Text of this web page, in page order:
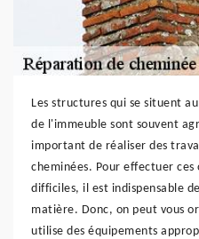
Les structures qui se situent
de l'immeuble sont souvent
important de réaliser des
cheminées. Pour effectuer
difficiles, il est indispensable
matière. Donc, on peut vous
utilise des équipements